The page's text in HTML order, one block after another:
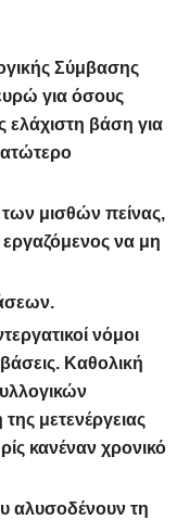
Σύμβασης
για όσους
ελάχιστη βάση για
μισθών πείνας,
εργαζόμενος να μη
νόμοι
Καθολική
μετενέργειας
κανέναν χρονικό
αλυσοδένουν τη